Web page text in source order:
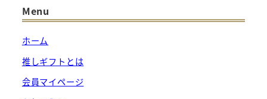
リ
Menu
ホーム
推しギフトとは
会員マイページ